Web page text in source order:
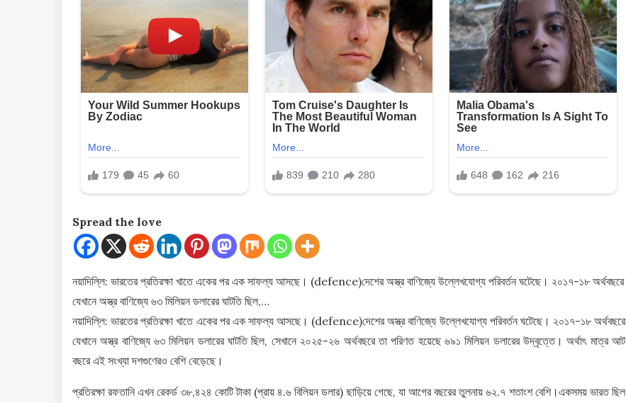
Spread the love
নয়াদিল্লি: ভারতের প্রতিরক্ষা খাতে একের পর এক সাফল্য আসছে। (defence)দেশের অস্ত্র বাণিজ্যে উল্লেখযোগ্য পরিবর্তন ঘটেছে। ২০১৭-১৮ অর্থবছরে
যেখানে অস্ত্র বাণিজ্যে ৬৩ মিলিয়ন ডলারের ঘাটতি ছিল,…
নয়াদিল্লি: ভারতের প্রতিরক্ষা খাতে একের পর এক সাফল্য আসছে। (defence)দেশের অস্ত্র বাণিজ্যে উল্লেখযোগ্য পরিবর্তন ঘটেছে। ২০১৭-১৮ অর্থবছরে
যেখানে অস্ত্র বাণিজ্যে ৬৩ মিলিয়ন ডলারের ঘাটতি ছিল, সেখানে ২০২৫-২৬ অর্থবছরে তা পরিণত হয়েছে ৬৯১ মিলিয়ন ডলারের উদ্বৃত্তে। অর্থাৎ মাত্র আট
বছরে এই সংখ্যা দশগুণেরও বেশি বেড়েছে।
প্রতিরক্ষা রফতানি এখন রেকর্ড ৩৮,৪২৪ কোটি টাকা (প্রায় ৪.৬ বিলিয়ন ডলার) ছাড়িয়ে গেছে, যা আগের বছরের তুলনায় ৬২.৭ শতাংশ বেশি।একসময় ভারত ছিল